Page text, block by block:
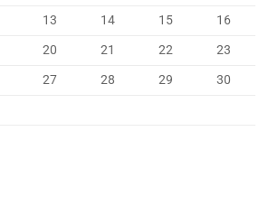
13 14 15
16
20 21 22
23
27 28 29
30